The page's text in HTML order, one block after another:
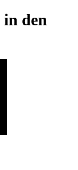
in den